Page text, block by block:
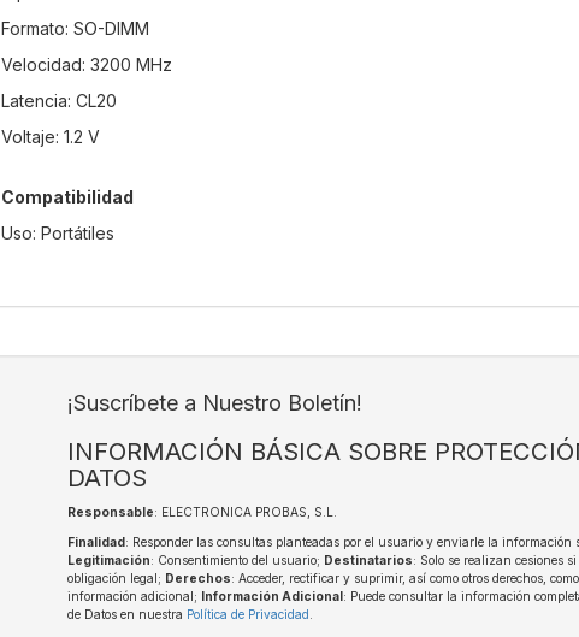
Formato: SO-DIMM
Velocidad: 3200 MHz
Latencia: CL20
Voltaje: 1.2 V
Compatibilidad
Uso: Portátiles
¡Suscríbete a Nuestro Boletín!
INFORMACIÓN BÁSICA SOBRE
DATOS
Responsable: ELECTRONICA PROBAS, S.L.
Finalidad : Responder las consultas planteadas por el usuario y enviarle la información
Legitimación: Consentimiento del usuario; Destinatarios: Solo se realizan cesiones
obligación legal; Derechos: Acceder, rectificar y suprimir, así como otros derechos,
información adicional;
Información Adicional : Puede consultar la información
de Datos en nuestra Política de Privacidad